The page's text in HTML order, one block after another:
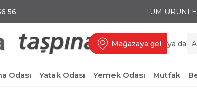
56 TÜM
Mağazaya gel ya da
Odası Yatak Odası Yemek Odası Mutfak